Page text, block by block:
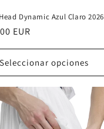
Dynamic Azul Claro 2026
EUR
Seleccionar opciones